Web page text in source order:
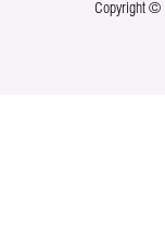
Copyright ©